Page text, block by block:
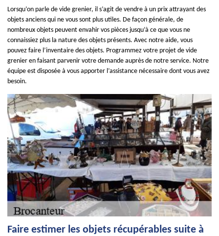
Lorsqu’on parle de vide grenier, il s’agit de vendre à un prix attrayant des
objets anciens qui ne vous sont plus utiles. De façon générale, de
nombreux objets peuvent envahir vos pièces jusqu’à ce que vous ne
connaissiez plus la nature des objets présents. Avec notre aide, vous
pouvez faire l’inventaire des objets. Programmez votre projet de vide
grenier en faisant parvenir votre demande auprès de notre service. Notre
équipe est disposée à vous apporter l’assistance nécessaire dont vous avez
besoin.
Faire estimer les objets récupérables suite à